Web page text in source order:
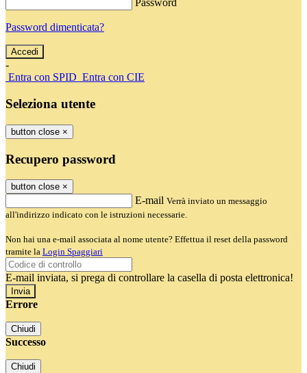
Password
Password dimenticata?
-
Entra con SPID Entra con CIE
Seleziona utente
button close ×
Recupero password
button close ×
E-mail Verrà inviato un messaggio
all'indirizzo indicato con le istruzioni necessarie.
Non hai una e-mail associata al nome utente? Effettua il reset della password
tramite la Login Spaggiari
E-mail inviata, si prega di controllare la casella di posta elettronica!
Errore
Chiudi
Successo
Chiudi